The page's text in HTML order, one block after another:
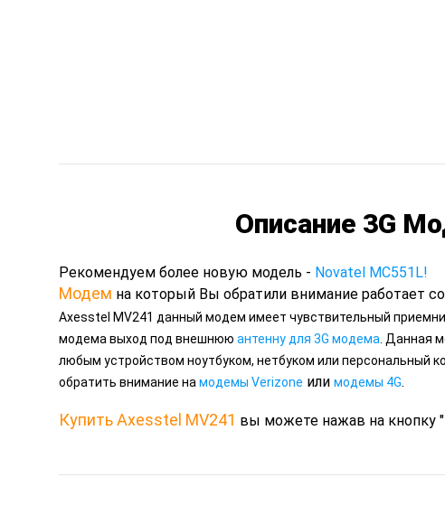
Описание 3G
Рекомендуем более новую модель - Novatel MC551L!
Модем на который Вы обратили внимание работает
Axesstel MV241 данный модем имеет чувствительный
модема выход под внешнюю антенну для 3G модема . Данная
любым устройством ноутбуком, нетбуком или персональный
обратить внимание на модемы Verizone или модемы 4G.
Купить Axesstel MV241 вы можете нажав на кнопку